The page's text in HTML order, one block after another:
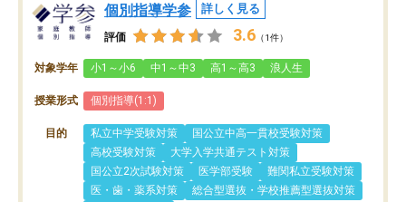
個別指導学参 詳しく見る
評価 3.6 （1件）
対象学年 小1～小6 中1～中3 高1～高3 浪人生
授業形式 個別指導(1:1)
目的 私立中学受験対策
国公立中高一貫校受験対策
高校受験対策
大学入学共通テスト対策
国公立2次試験対策
医学部受験
難関私立受験対策
医・歯・薬系対策
総合型選抜・学校推薦型選抜対策